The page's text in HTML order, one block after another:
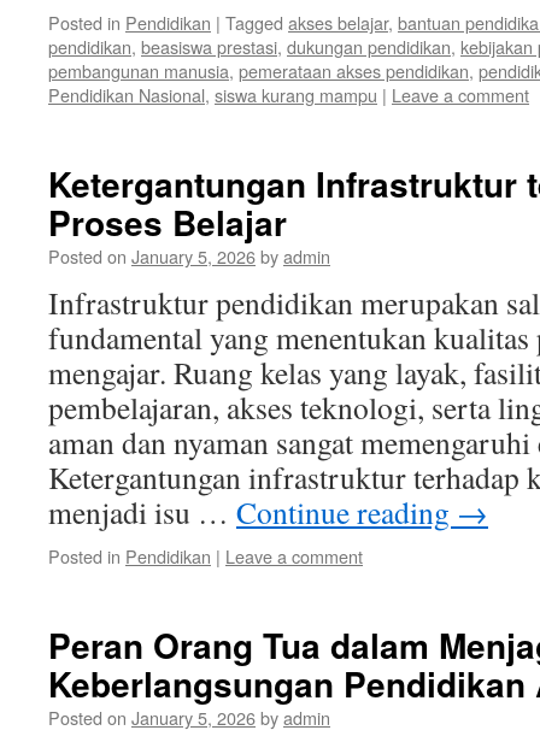
Posted in Pendidikan | Tagged akses belajar, bantuan
pendidikan, beasiswa prestasi, dukungan pendidikan, kebijakan
pembangunan manusia, pemerataan akses pendidikan,
Pendidikan Nasional, siswa kurang mampu | Leave a comment
Ketergantungan Infrastruktur
Proses Belajar
Posted on January 5, 2026byadmin
Infrastruktur pendidikan merupakan
fundamental yang menentukan kualitas
mengajar. Ruang kelas yang layak,
pembelajaran, akses teknologi, serta
aman dan nyaman sangat
Ketergantungan infrastruktur terhadap
menjadi isu … Continue reading →
Posted in Pendidikan | Leave a comment
Peran Orang Tua dalam
Keberlangsungan Pendidikan
Posted on January 5, 2026byadmin